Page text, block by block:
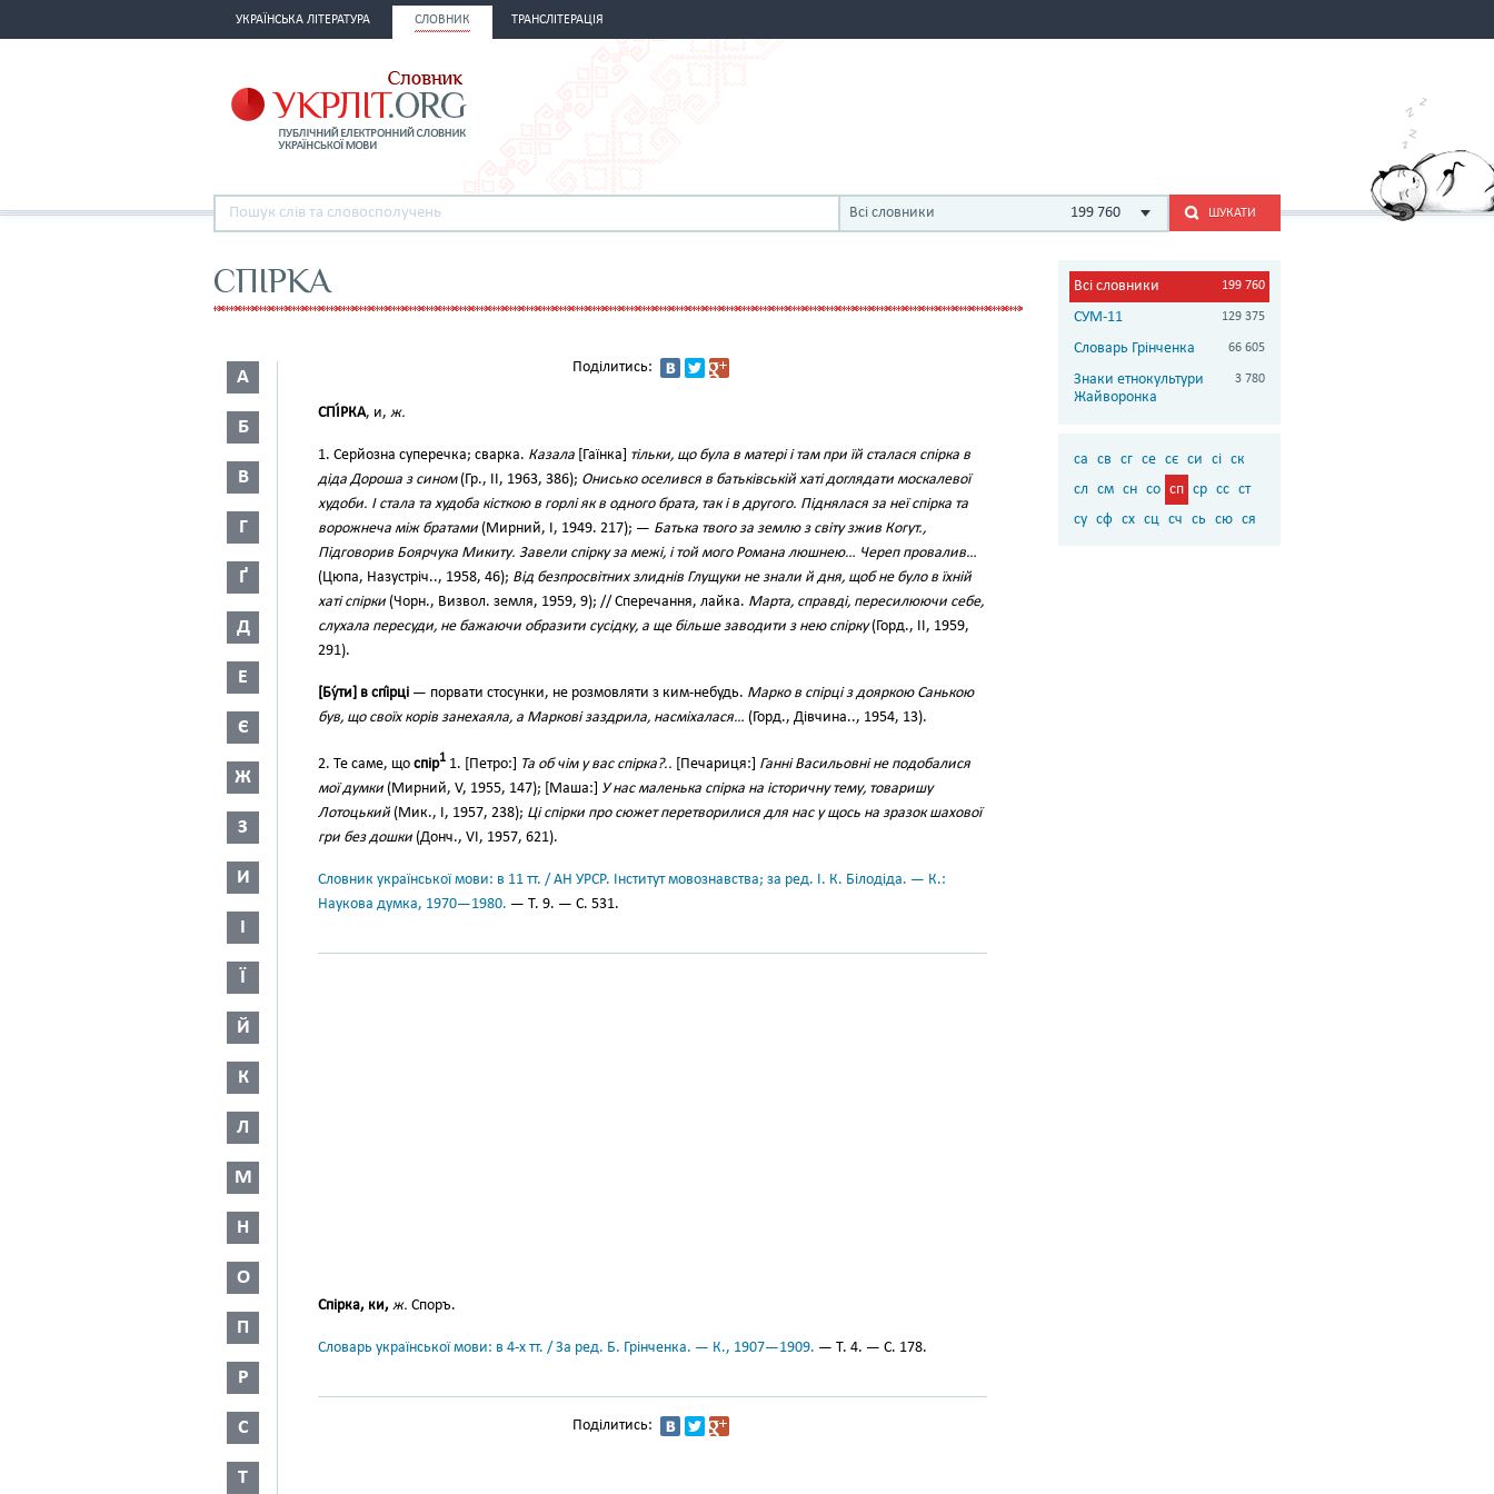
УКРАЇНСЬКА ЛІТЕРАТУРА СЛОВНИК ТРАНСЛІТЕРАЦІЯ
Всі словники 199 760 ШУКАТИ
СПІРКА
А
Б
В
Г
Ґ
Д
Е
Є
Ж
З
И
І
Ї
Й
К
Л
М
Н
О
П
Р
С
Т
Поділитись:
СПІ́РКА, и, ж.
1. Серйозна суперечка; сварка. Казала [Гаїнка] тільки, що була в матері і там при їй сталася спірка в
діда Дороша з сином(Гр., II, 1963, 386); Онисько оселився в батьківській хаті доглядати москалевої
худоби. І стала та худоба кісткою в горлі як в одного брата, так і в другого. Піднялася за неї спірка та
ворожнеча між братами (Мирний, І, 1949. 217); — Батька твого за землю з світу зжив Когут.,
Підговорив Боярчука Микиту. Завели спірку за межі, і той мого Романа люшнею… Череп провалив…
(Цюпа, Назустріч.., 1958, 46); Від безпросвітних злиднів Глущуки не знали й дня, щоб не було в їхній
хаті спірки (Чорн., Визвол. земля, 1959, 9); // Сперечання, лайка. Марта, справді, пересилюючи себе,
слухала пересуди, не бажаючи образити сусідку, а ще більше заводити з нею спірку(Горд., II, 1959,
291).
[Бу́ти] в спі́рці — порвати стосунки, не розмовляти з ким-небудь. Марко в спірці з дояркою Санькою
був, що своїх корів занехаяла, а Маркові заздрила, насміхалася… (Горд., Дівчина.., 1954, 13).
2. Те саме, що спір1 1. [Петро:] Та об чім у вас спірка?.. [Печариця:] Ганні Васильовні не подобалися
мої думки (Мирний, V, 1955, 147); [Маша:] У нас маленька спірка на історичну тему, товаришу
Лотоцький (Мик., І, 1957, 238); Ці спірки про сюжет перетворилися для нас у щось на зразок шахової
гри без дошки (Донч., VI, 1957, 621).
Словник української мови: в 11 тт. / АН УРСР. Інститут мовознавства; за ред. І. К. Білодіда. — К.:
Наукова думка, 1970—1980. — Т. 9. — С. 531.
Спірка, ки, ж. Споръ.
Словарь української мови: в 4-х тт. / За ред. Б. Грінченка. — К., 1907—1909. — Т. 4. — С. 178.
Поділитись:
Всі словники 199 760
СУМ-11 129 375
Словарь Грінченка 66 605
Знаки етнокультури
Жайворонка
3 780
са св сг се сє си сі ск
сл см сн со сп ср сс ст
су сф сх сц сч сь сю ся